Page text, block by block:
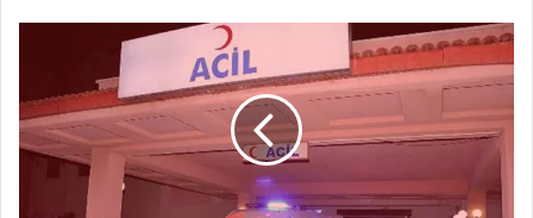
العثور
على
طفلة
أنطاليا
ملطـ.ـخة
بالـ.ـدمـ.ـاء